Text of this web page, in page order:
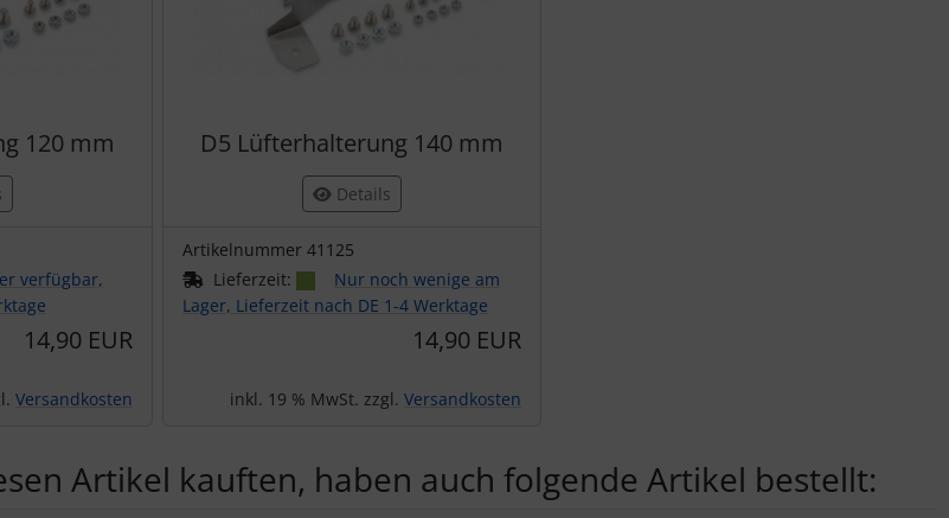
120 mm
verfügbar,
14,90 EUR
Versandkosten
D5 Lüfterhalterung 140 mm
Details
Artikelnummer 41125
Lieferzeit:
Nur noch wenige am
Lager, Lieferzeit nach DE 1-4 Werktage
14,90 EUR
inkl. 19 % MwSt. zzgl. Versandkosten
Artikel kauften, haben auch folgende Artikel bestellt: